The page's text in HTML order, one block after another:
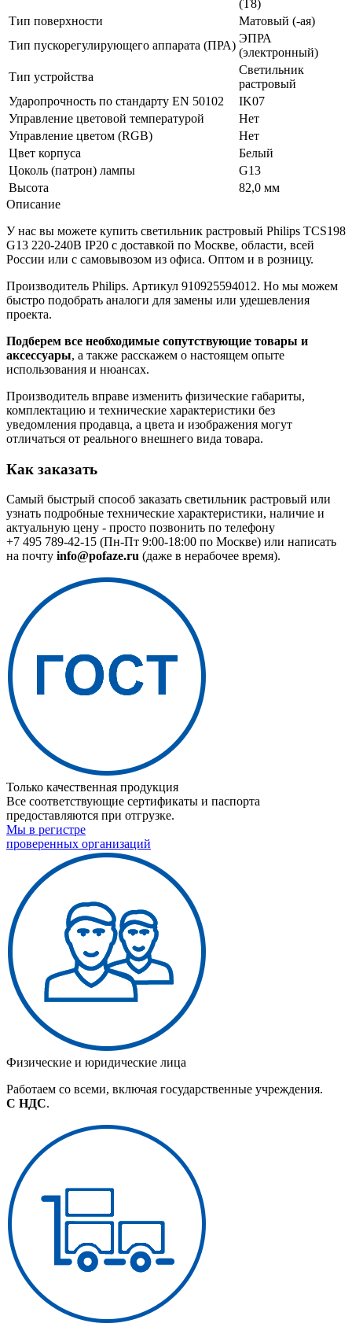
(T8)
Тип поверхности
Матовый (-ая)
Тип пускорегулирующего аппарата (ПРА)
ЭПРА
(электронный)
Тип устройства
Светильник
растровый
Ударопрочность по стандарту EN 50102
IK07
Управление цветовой температурой
Нет
Управление цветом (RGB)
Нет
Цвет корпуса
Белый
Цоколь (патрон) лампы
G13
Высота
82,0 мм
Описание
У нас вы можете купить светильник растровый Philips TCS198
G13 220-240В IP20 с доставкой по Москве, области, всей
России или с самовывозом из офиса. Оптом и в розницу.
Производитель Philips. Артикул 910925594012. Но мы можем
быстро подобрать аналоги для замены или удешевления
проекта.
Подберем все необходимые сопутствующие товары и
аксессуары, а также расскажем о настоящем опыте
использования и нюансах.
Производитель вправе изменить физические габариты,
комплектацию и технические характеристики без
уведомления продавца, а цвета и изображения могут
отличаться от реального внешнего вида товара.
Как заказать
Самый быстрый способ заказать светильник растровый или
узнать подробные технические характеристики, наличие и
актуальную цену - просто позвонить по телефону
+7 495 789-42-15 (Пн-Пт 9:00-18:00 по Москве) или написать
на почту info@pofaze.ru (даже в нерабочее время).
Только качественная продукция
Все соответствующие сертификаты и паспорта
предоставляются при отгрузке.
Мы в регистре
проверенных организаций
Физические и юридические лица
Работаем со всеми, включая государственные учреждения.
С НДС.